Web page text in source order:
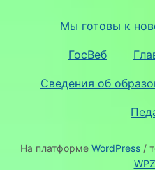
Мы готовы к
ГосВеб
Сведения об
На платформе WordPress/